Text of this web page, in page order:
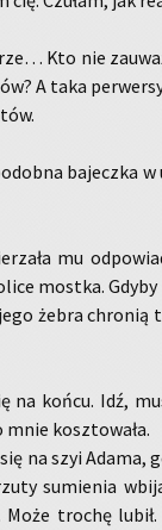
Kto nie
A taka
ba­jecz­ka
mu
most­ka. Gdyby
żebra chro­nią
na końcu. Idź,
mnie kosz­to­wa­ła.
na szyi Adama,
su­mie­nia
tro­chę